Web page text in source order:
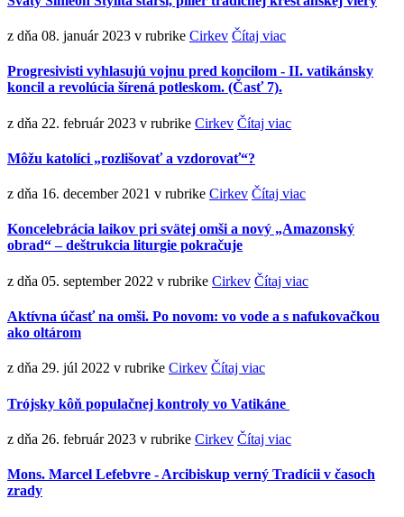
z dňa 08. január 2023 v rubrike Cirkev Čítaj viac
Progresivisti vyhlasujú vojnu pred koncilom - II. vatikánsky
koncil a revolúcia šírená potleskom. (Časť 7).
z dňa 22. február 2023 v rubrike Cirkev Čítaj viac
Môžu katolíci „rozlišovať a vzdorovať“?
z dňa 16. december 2021 v rubrike Cirkev Čítaj viac
Koncelebrácia laikov pri svätej omši a nový „Amazonský
obrad“ – deštrukcia liturgie pokračuje
z dňa 05. september 2022 v rubrike Cirkev Čítaj viac
Aktívna účasť na omši. Po novom: vo vode a s nafukovačkou
ako oltárom
z dňa 29. júl 2022 v rubrike Cirkev Čítaj viac
Trójsky kôň populačnej kontroly vo Vatikáne
z dňa 26. február 2023 v rubrike Cirkev Čítaj viac
Mons. Marcel Lefebvre - Arcibiskup verný Tradícii v časoch
zrady